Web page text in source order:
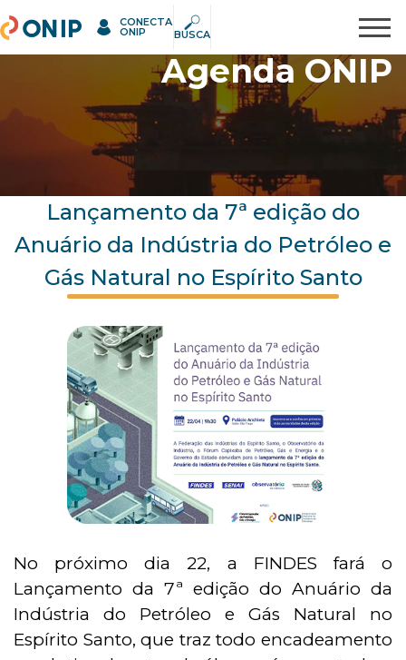
Pesquisar
ONIP CONECTA
ONIP BUSCA
Agenda ONIP
Lançamento da 7ª edição do
Anuário da Indústria do Petróleo e
Gás Natural no Espírito Santo
No próximo dia 22, a FINDES fará o
Lançamento da 7ª edição do Anuário da
Indústria do Petróleo e Gás Natural no
Espírito Santo, que traz todo encadeamento